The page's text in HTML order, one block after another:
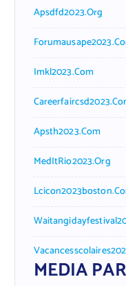
Apsdfd2023.org
Imkl2023.com
Apsth2023.com
MedItRio2023.org
MEDIA